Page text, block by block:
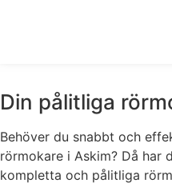
Din pålitliga
Behöver du snabbt och
rörmokare i Askim? Då har
kompletta och pålitliga